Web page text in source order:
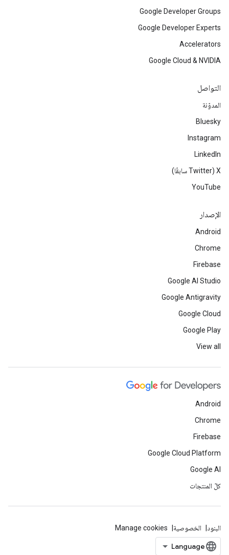
Google Developer Groups
Google Developer Experts
Accelerators
Google Cloud & NVIDIA
التواصل
المدوّنة
Bluesky
Instagram
LinkedIn
‫X ‏(Twitter سابقًا)
YouTube
الإصدار
Android
Chrome
Firebase
Google AI Studio
Google Antigravity
Google Cloud
Google Play
View all
Android
Chrome
Firebase
Google Cloud Platform
Google AI
كلّ المنتجات
البنود الخصوصية Manage cookies